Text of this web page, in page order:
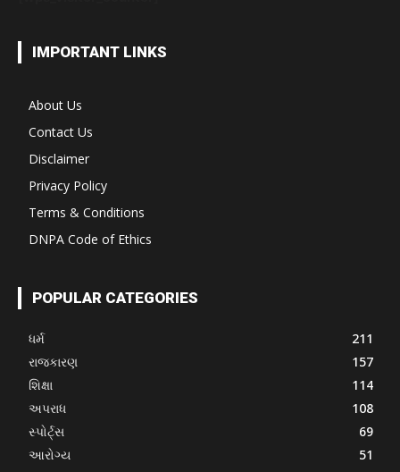
IMPORTANT LINKS
About Us
Contact Us
Disclaimer
Privacy Policy
Terms & Conditions
DNPA Code of Ethics
POPULAR CATEGORIES
ધર્મ
211
રાજકારણ
157
શિક્ષા
114
અપરાધ
108
સ્પોર્ટ્સ
69
આરોગ્ય
51